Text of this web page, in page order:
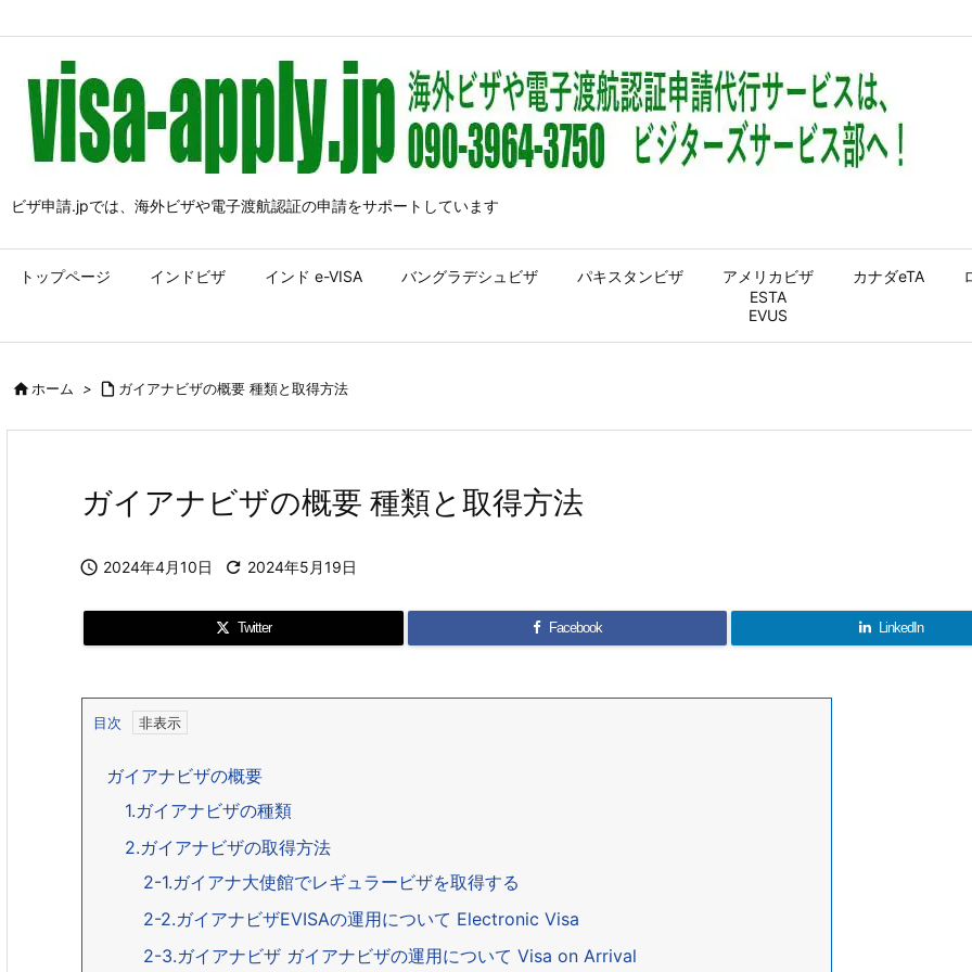
ビザ申請.jpでは、海外ビザや電子渡航認証の申請をサポートしています
トップページ インドビザ インド e-VISA バングラデシュビザ パキスタンビザ
アメリカビザ
ESTA
EVUS
カナダeTA
ホーム >  ガイアナビザの概要 種類と取得方法
ガイアナビザの概要 種類と取得方法
 2024年4月10日  2024年5月19日
Twitter Facebook LinkedIn
目次
ガイアナビザの概要
1.ガイアナビザの種類
2.ガイアナビザの取得方法
2-1.ガイアナ大使館でレギュラービザを取得する
2-2.ガイアナビザEVISAの運用について Electronic Visa
2-3.ガイアナビザ ガイアナビザの運用について Visa on Arrival